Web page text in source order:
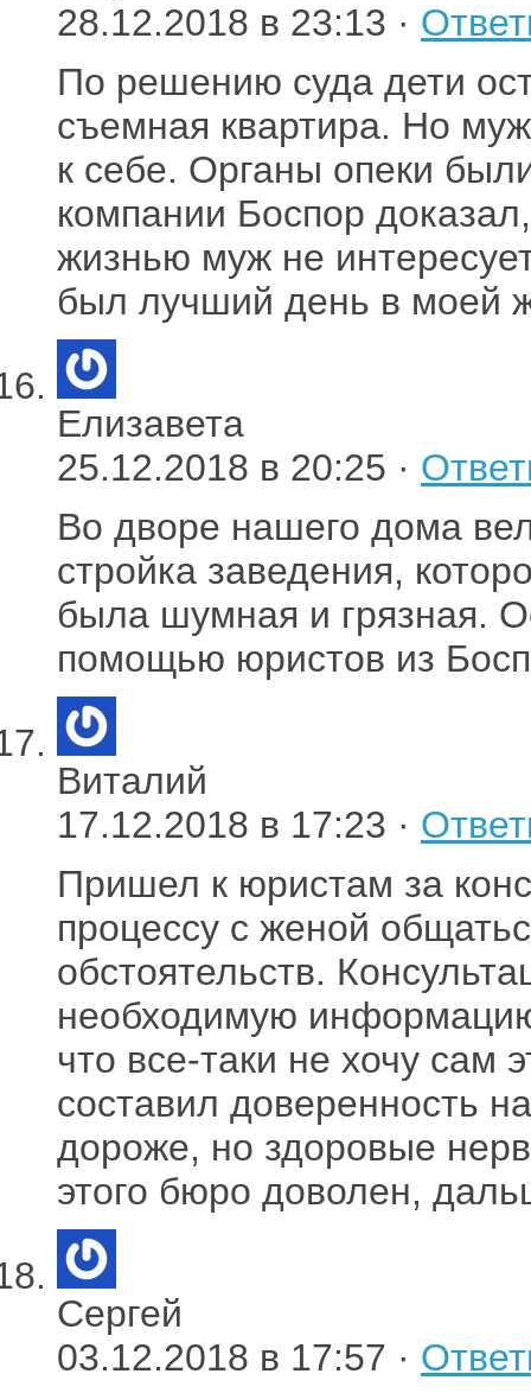
28.12.2018 в 23:13 ·
По решению суда дети
съемная квартира. Но
к себе. Органы опеки
компании Боспор
жизнью муж не
был лучший день в моей
Елизавета
25.12.2018 в 20:25 ·
Во дворе нашего дома
стройка заведения,
была шумная и грязная.
помощью юристов из
Виталий
17.12.2018 в 17:23 ·
Пришел к юристам за
процессу с женой
обстоятельств.
необходимую
что все-таки не хочу сам
составил доверенность
дороже, но здоровые
этого бюро доволен,
Сергей
03.12.2018 в 17:57 ·